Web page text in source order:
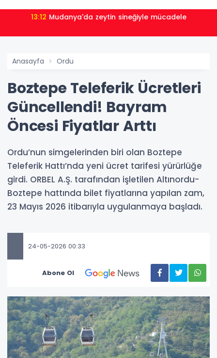
13:12 Mudanya'da zeytin sineğiyle mücadele
Anasayfa Ordu
Boztepe Teleferik Ücretleri
Güncellendi! Bayram
Öncesi Fiyatlar Arttı
Ordu’nun simgelerinden biri olan Boztepe
Teleferik Hattı’nda yeni ücret tarifesi yürürlüğe
girdi. ORBEL A.Ş. tarafından işletilen Altınordu-
Boztepe hattında bilet fiyatlarına yapılan zam,
23 Mayıs 2026 itibarıyla uygulanmaya başladı.
24-05-2026 00:33
Abone Ol